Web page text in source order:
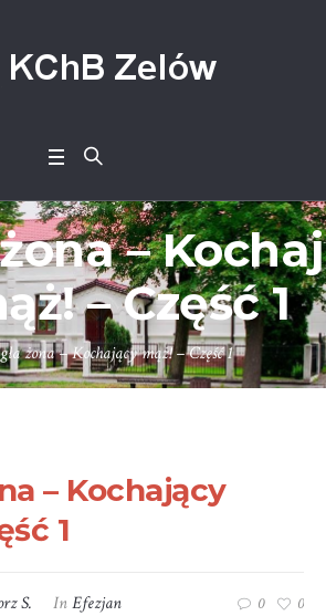
– Kochaj
– Część 1
żona – Kochający mąż! – Część 1
– Kochający
1
S. InEfezjan 0 0